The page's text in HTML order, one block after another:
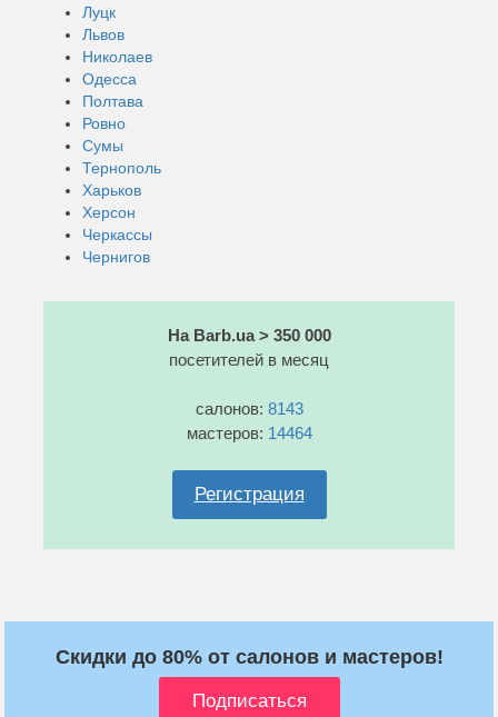
Луцк
Львов
Николаев
Одесса
Полтава
Ровно
Сумы
Тернополь
Харьков
Херсон
Черкассы
Чернигов
На Barb.ua > 350 000
посетителей в месяц
салонов: 8143
мастеров: 14464
Регистрация
Скидки до 80% от салонов и мастеров!